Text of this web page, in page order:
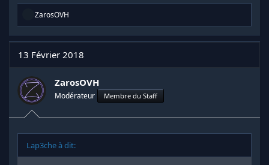
R
a
c
t
n
s
:
ZarosOVH
13 Février 2018
ZarosOVH
Modérateur Membre du Staff
Lap3che à dit: